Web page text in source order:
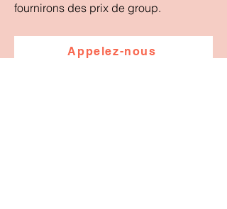
fournirons des prix de group.
Appelez-nous